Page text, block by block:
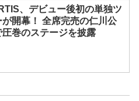
、デビュー後初の単独ツ
が開幕！ 全席完売の仁川公
圧巻のステージを披露